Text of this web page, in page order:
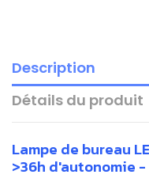
Description
Détails du produit
Lampe de bureau
>36h d'autonomie -